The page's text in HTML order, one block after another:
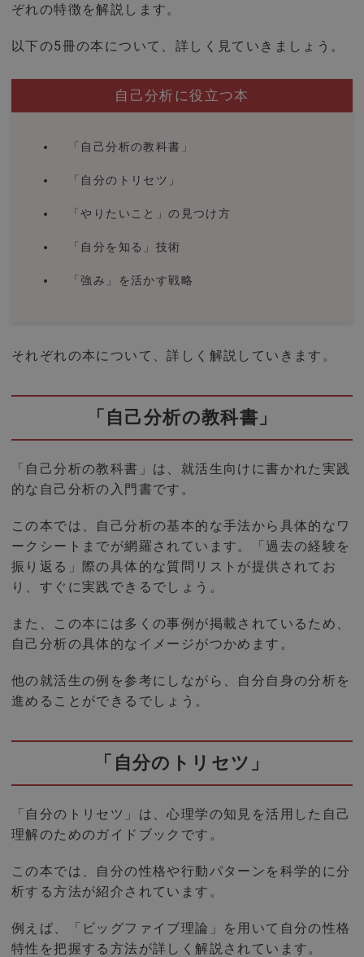
ぞれの特徴を解説します。
以下の5冊の本について、詳しく見ていきましょう。
自己分析に役立つ本
「自己分析の教科書」
「自分のトリセツ」
「やりたいこと」の見つけ方
「自分を知る」技術
「強み」を活かす戦略
それぞれの本について、詳しく解説していきます。
「自己分析の教科書」
「自己分析の教科書」は、就活生向けに書かれた実践
的な自己分析の入門書です。
この本では、自己分析の基本的な手法から具体的なワ
ークシートまでが網羅されています。「過去の経験を
振り返る」際の具体的な質問リストが提供されてお
り、すぐに実践できるでしょう。
また、この本には多くの事例が掲載されているため、
自己分析の具体的なイメージがつかめます。
他の就活生の例を参考にしながら、自分自身の分析を
進めることができるでしょう。
「自分のトリセツ」
「自分のトリセツ」は、心理学の知見を活用した自己
理解のためのガイドブックです。
この本では、自分の性格や行動パターンを科学的に分
析する方法が紹介されています。
例えば、「ビッグファイブ理論」を用いて自分の性格
特性を把握する方法が詳しく解説されています。